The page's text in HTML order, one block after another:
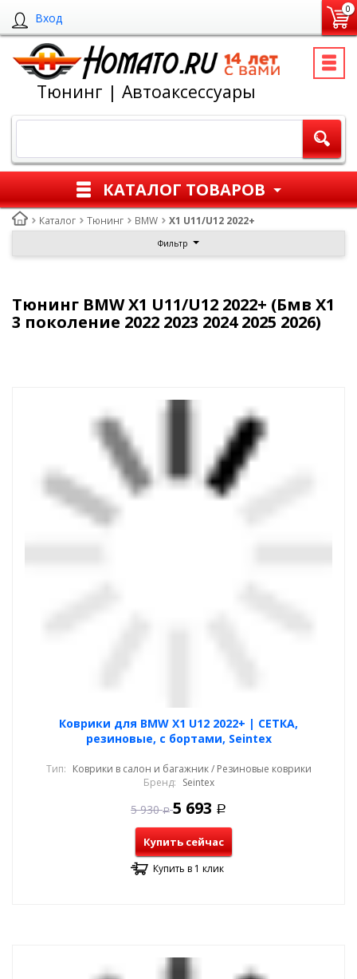
Вход
0
Тюнинг | Автоаксессуары
КАТАЛОГ ТОВАРОВ
Каталог Тюнинг BMW X1 U11/U12 2022+
Фильтр
Тюнинг BMW X1 U11/U12 2022+ (Бмв Х1
3 поколение 2022 2023 2024 2025 2026)
Коврики для BMW X1 U12 2022+ | СЕТКА,
резиновые, с бортами, Seintex
Тип: Коврики в салон и багажник / Резиновые коврики
Бренд: Seintex
5 930 Р 5 693 Р
Купить сейчас
Купить в 1 клик